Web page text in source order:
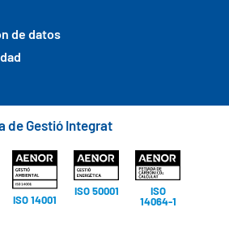
de datos
de Gestió Integrat
ISO 14001
ISO 50001
ISO
14064-1